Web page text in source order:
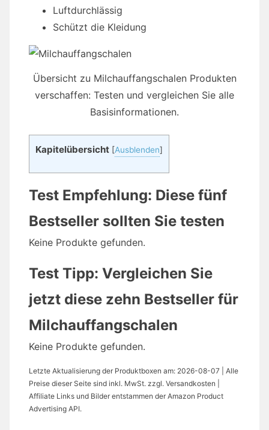
Luftdurchlässig
Schützt die Kleidung
Übersicht zu Milchauffangschalen Produkten
verschaffen: Testen und vergleichen Sie alle
Basisinformationen.
Kapitelübersicht [Ausblenden]
Test Empfehlung: Diese fünf
Bestseller sollten Sie testen
Keine Produkte gefunden.
Test Tipp: Vergleichen Sie
jetzt diese zehn Bestseller für
Milchauffangschalen
Keine Produkte gefunden.
Letzte Aktualisierung der Produktboxen am: 2026-08-07 | Alle
Preise dieser Seite sind inkl. MwSt. zzgl. Versandkosten |
Affiliate Links und Bilder entstammen der Amazon Product
Advertising API.